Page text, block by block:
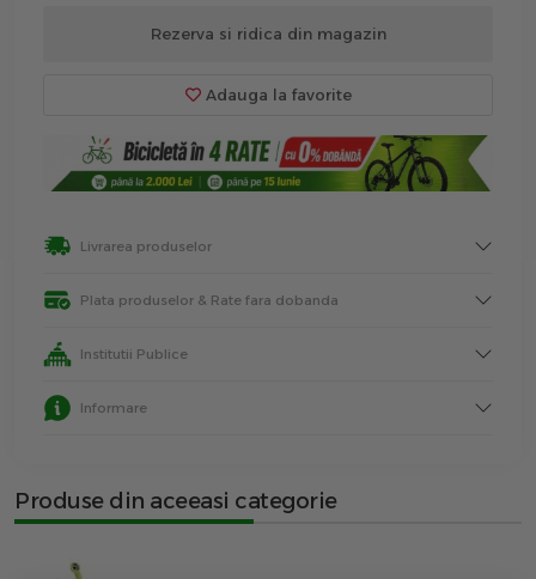
Rezerva si ridica din magazin
Adauga la favorite
Livrarea produselor
Plata produselor & Rate fara dobanda
Institutii Publice
Informare
Produse din aceeasi categorie